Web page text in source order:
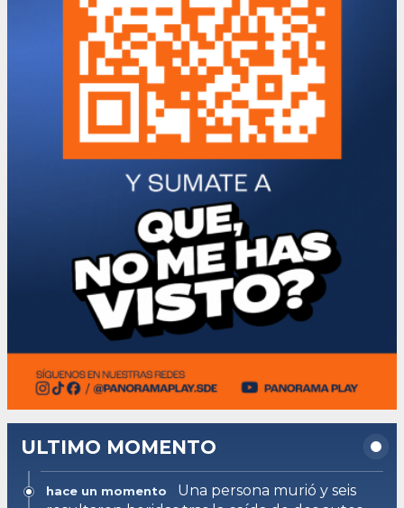
ULTIMO MOMENTO
hace un momento
Una persona murió y seis